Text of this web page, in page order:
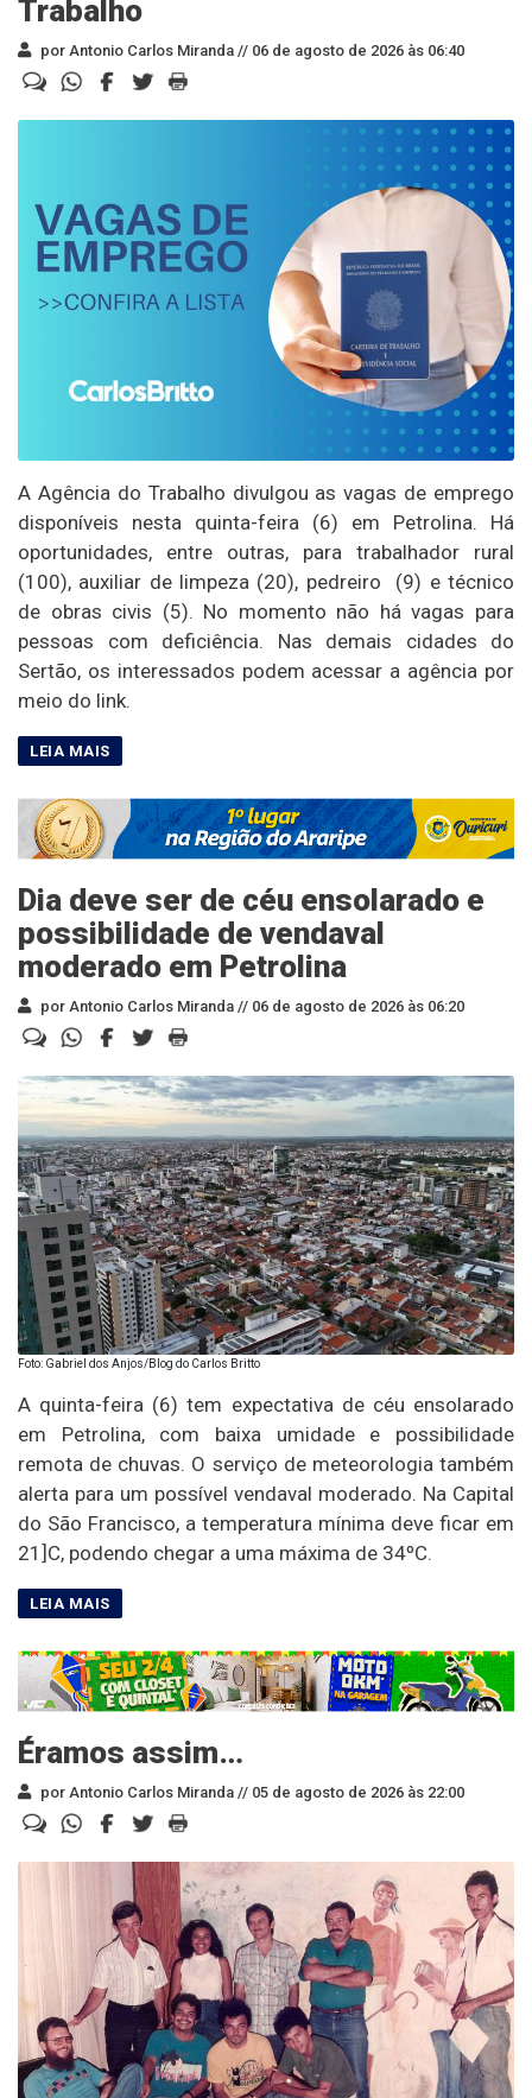
Trabalho
por Antonio Carlos Miranda // 06 de agosto de 2026 às 06:40
A Agência do Trabalho divulgou as vagas de emprego
disponíveis nesta quinta-feira (6) em Petrolina. Há
oportunidades, entre outras, para trabalhador rural
(100), auxiliar de limpeza (20), pedreiro (9) e técnico
de obras civis (5). No momento não há vagas para
pessoas com deficiência. Nas demais cidades do
Sertão, os interessados podem acessar a agência por
meio do link.
Dia deve ser de céu ensolarado e
possibilidade de vendaval
moderado em Petrolina
por Antonio Carlos Miranda // 06 de agosto de 2026 às 06:20
Foto: Gabriel dos Anjos/Blog do Carlos Britto
A quinta-feira (6) tem expectativa de céu ensolarado
em Petrolina, com baixa umidade e possibilidade
remota de chuvas. O serviço de meteorologia também
alerta para um possível vendaval moderado. Na Capital
do São Francisco, a temperatura mínima deve ficar em
21]C, podendo chegar a uma máxima de 34ºC.
Éramos assim…
por Antonio Carlos Miranda // 05 de agosto de 2026 às 22:00